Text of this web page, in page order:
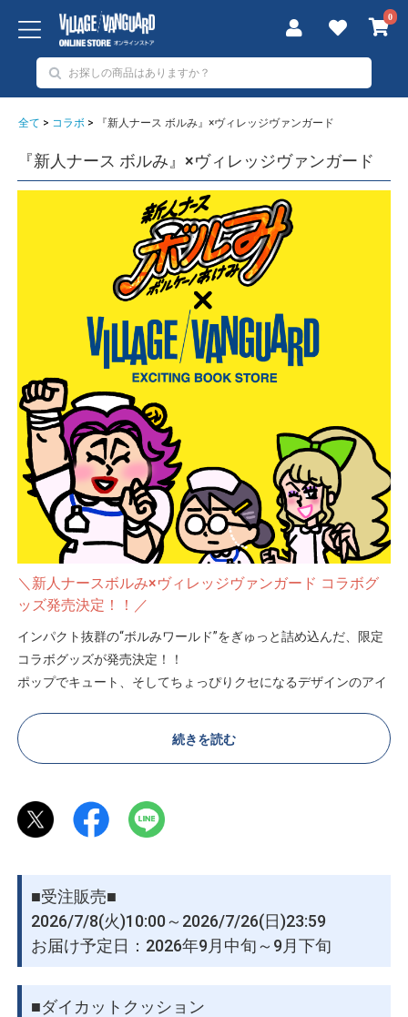
0
全て > コラボ > 『新人ナース ボルみ』×ヴィレッジヴァンガード
『新人ナース ボルみ』×ヴィレッジヴァンガード
＼新人ナースボルみ×ヴィレッジヴァンガード コラボグ
ッズ発売決定！！／
インパクト抜群の“ボルみワールド”をぎゅっと詰め込んだ、限定
コラボグッズが発売決定！！
ポップでキュート、そしてちょっぴりクセになるデザインのアイ
アクリルフィギュアやキーホルダー、クッションなど、日常をハ
く！！
https://www.instagram.com/akemi_volcano/
【ボルみ】公式Youtube：
list=PLsW3Ba7t1QfffT50AfSR4m05UAadVr34o
【ボルみ】公式X： https://x.com/akemi_volcano
© 2026 Leverages Co., Ltd. / FUNNYMOVIE
続きを読む
■受注販売■
2026/7/8(火)10:00～2026/7/26(日)23:59
お届け予定日：2026年9月中旬～9月下旬
■ダイカットクッション
イラストレ
ーター
アダルトグ
ッズ